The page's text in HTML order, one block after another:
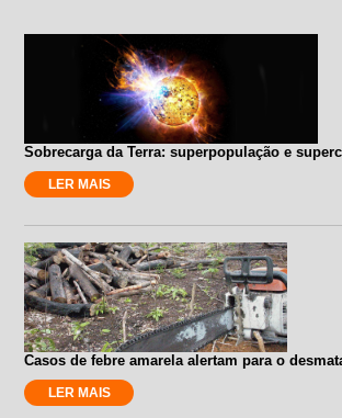
Sobrecarga da Terra: superpopulação e
LER MAIS
Casos de febre amarela alertam para o
LER MAIS